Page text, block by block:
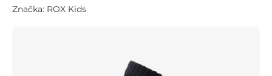
Značka: ROX Kids